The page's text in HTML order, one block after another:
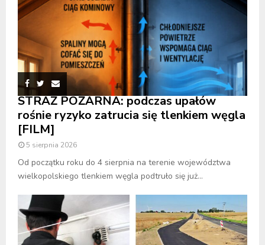
STRAŻ POŻARNA: podczas upałów
rośnie ryzyko zatrucia się tlenkiem węgla
[FILM]
5 sierpnia 2026
Od początku roku do 4 sierpnia na terenie województwa
wielkopolskiego tlenkiem węgla podtruło się już...